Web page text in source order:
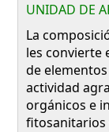
UNIDAD DE
La
les convierte
de
actividad
orgánicos e
fitosanitarios